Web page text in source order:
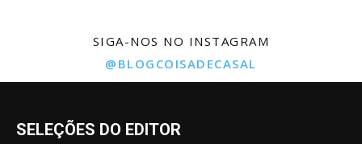
SIGA-NOS NO INSTAGRAM
@BLOGCOISADECASAL
SELEÇÕES DO EDITOR